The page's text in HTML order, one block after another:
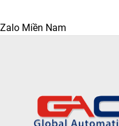
Zalo Miền Nam